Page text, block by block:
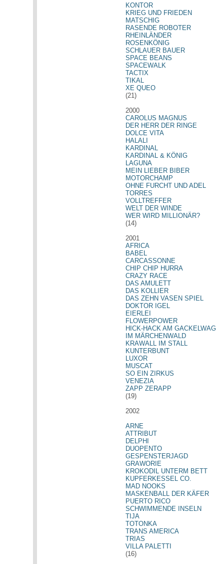
KONTOR
KRIEG UND FRIEDEN
MATSCHIG
RASENDE ROBOTER
RHEINLÄNDER
ROSENKÖNIG
SCHLAUER BAUER
SPACE BEANS
SPACEWALK
TACTIX
TIKAL
XE QUEO
(21)
2000
CAROLUS MAGNUS
DER HERR DER RINGE
DOLCE VITA
HALALI
KARDINAL
KARDINAL & KÖNIG
LAGUNA
MEIN LIEBER BIBER
MOTORCHAMP
OHNE FURCHT UND ADEL
TORRES
VOLLTREFFER
WELT DER WINDE
WER WIRD MILLIONÄR?
(14)
2001
AFRICA
BABEL
CARCASSONNE
CHIP CHIP HURRA
CRAZY RACE
DAS AMULETT
DAS KOLLIER
DAS ZEHN VASEN SPIEL
DOKTOR IGEL
EIERLEI
FLOWERPOWER
HICK-HACK AM GACKELWAG
IM MÄRCHENWALD
KRAWALL IM STALL
KUNTERBUNT
LUXOR
MUSCAT
SO EIN ZIRKUS
VENEZIA
ZAPP ZERAPP
(19)
2002
ARNE
ATTRIBUT
DELPHI
DUOPENTO
GESPENSTERJAGD
GRAWORIE
KROKODIL UNTERM BETT
KUPFERKESSEL CO.
MAD NOOKS
MASKENBALL DER KÄFER
PUERTO RICO
SCHWIMMENDE INSELN
TIJA
TOTONKA
TRANS AMERICA
TRIAS
VILLA PALETTI
(16)